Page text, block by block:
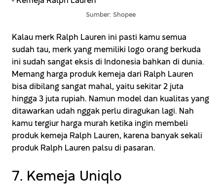
Sumber: Shopee
Kalau merk Ralph Lauren ini pasti kamu semua
sudah tau, merk yang memiliki logo orang berkuda
ini sudah sangat eksis di Indonesia bahkan di dunia.
Memang harga produk kemeja dari Ralph Lauren
bisa dibilang sangat mahal, yaitu sekitar 2 juta
hingga 3 juta rupiah. Namun model dan kualitas yang
ditawarkan udah nggak perlu diragukan lagi. Nah
kamu tergiur harga murah ketika ingin membeli
produk kemeja Ralph Lauren, karena banyak sekali
produk Ralph Lauren palsu di pasaran.
7. Kemeja Uniqlo